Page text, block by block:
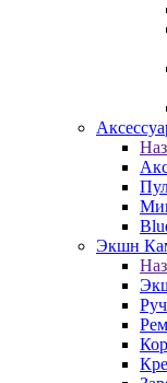
Экшн